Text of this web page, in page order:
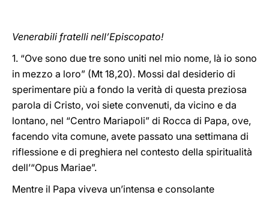
Venerabili fratelli nell’Episcopato!
1. “Ove sono due tre sono uniti nel mio nome, là io sono
in mezzo a loro” (Mt 18,20). Mossi dal desiderio di
sperimentare più a fondo la verità di questa preziosa
parola di Cristo, voi siete convenuti, da vicino e da
lontano, nel “Centro Mariapoli” di Rocca di Papa, ove,
facendo vita comune, avete passato una settimana di
riflessione e di preghiera nel contesto della spiritualità
dell’“Opus Mariae”.
Mentre il Papa viveva un’intensa e consolante